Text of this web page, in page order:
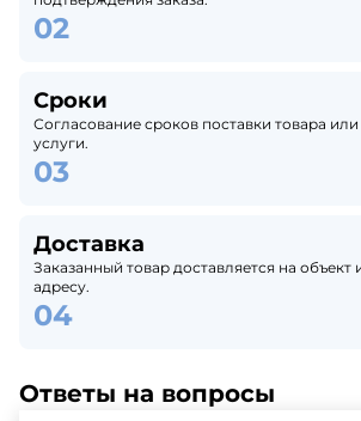
Сроки
Согласование сроков поставки товара
услуги.
Доставка
Заказанный товар доставляется на
адресу.
Ответы на вопросы